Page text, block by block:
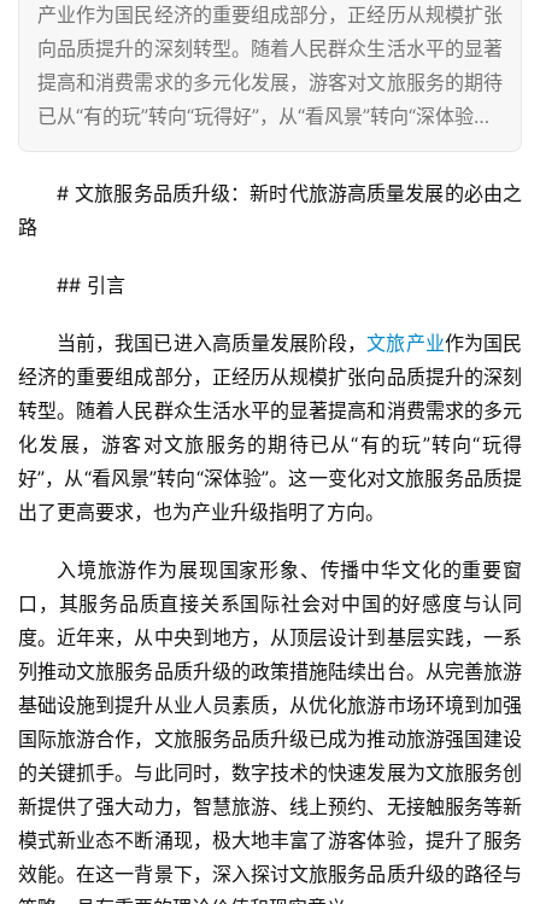
产业作为国民经济的重要组成部分，正经历从规模扩张
向品质提升的深刻转型。随着人民群众生活水平的显著
提高和消费需求的多元化发展，游客对文旅服务的期待
已从“有的玩”转向“玩得好”，从“看风景”转向“深体验…
# 文旅服务品质升级：新时代旅游高质量发展的必由之
路
## 引言
当前，我国已进入高质量发展阶段，文旅产业作为国民
经济的重要组成部分，正经历从规模扩张向品质提升的深刻
转型。随着人民群众生活水平的显著提高和消费需求的多元
化发展，游客对文旅服务的期待已从“有的玩”转向“玩得
好”，从“看风景”转向“深体验”。这一变化对文旅服务品质提
出了更高要求，也为产业升级指明了方向。
入境旅游作为展现国家形象、传播中华文化的重要窗
口，其服务品质直接关系国际社会对中国的好感度与认同
度。近年来，从中央到地方，从顶层设计到基层实践，一系
列推动文旅服务品质升级的政策措施陆续出台。从完善旅游
基础设施到提升从业人员素质，从优化旅游市场环境到加强
国际旅游合作，文旅服务品质升级已成为推动旅游强国建设
的关键抓手。与此同时，数字技术的快速发展为文旅服务创
新提供了强大动力，智慧旅游、线上预约、无接触服务等新
模式新业态不断涌现，极大地丰富了游客体验，提升了服务
效能。在这一背景下，深入探讨文旅服务品质升级的路径与